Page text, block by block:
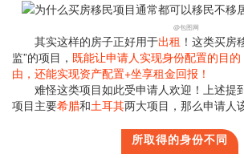
@包图网
其实这样的房子正好用于出租 ！这类买房
监”的项目， 既能让申请人实现身份配置的目
由，还能实现资产配置+坐享租金回报！
难怪这类项目如此受申请人欢迎！上述提
项目主要希腊和土耳其两大项目，那么申请人
所取得的身份不同